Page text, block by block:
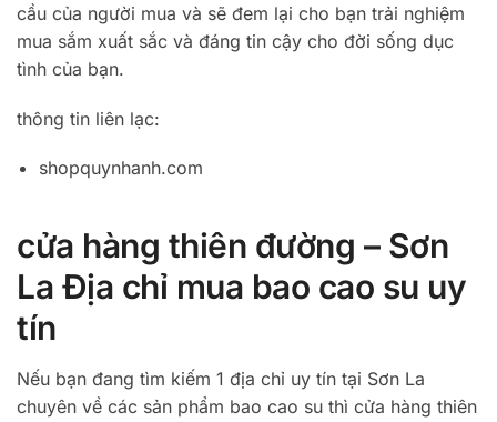
cầu của người mua và sẽ đem lại cho bạn trải nghiệm
mua sắm xuất sắc và đáng tin cậy cho đời sống dục
tình của bạn.
thông tin liên lạc:
shopquynhanh.com
cửa hàng thiên đường – Sơn
La Địa chỉ mua bao cao su uy
tín
Nếu bạn đang tìm kiếm 1 địa chỉ uy tín tại Sơn La
chuyên về các sản phẩm bao cao su thì cửa hàng thiên